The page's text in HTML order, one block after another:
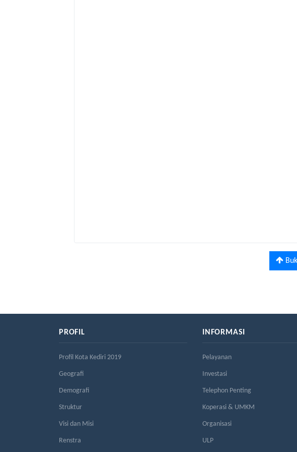
PROFIL
Profil Kota Kediri 2019
Geografi
Demografi
Struktur
Visi dan Misi
Renstra
INFORMASI
Pelayanan
Investasi
Telephon Penting
Koperasi & UMKM
Organisasi
ULP